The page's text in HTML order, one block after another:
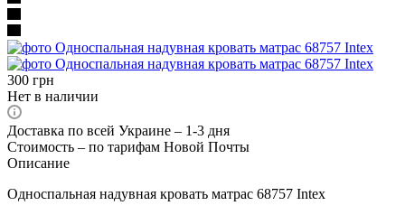
300 грн
Нет в наличии
Доставка по всей Украине – 1-3 дня
Стоимость – по тарифам Новой Почты
Описание
Односпальная надувная кровать матрас 68757 Intex